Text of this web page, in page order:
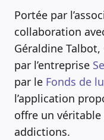
Portée par
collaboration
Géraldine
par l’entreprise
par le Fonds de
l’application
offre un
addictions.